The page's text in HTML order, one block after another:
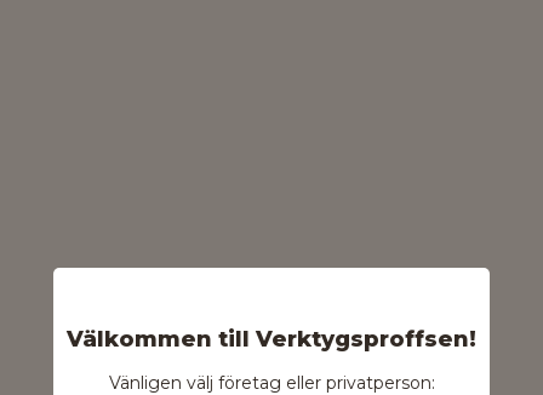
Välkommen till Verktygsproffsen!
Vänligen välj företag eller privatperson: